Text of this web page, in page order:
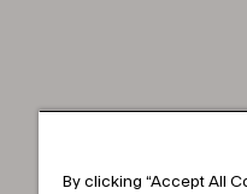
By clicking “Accept All